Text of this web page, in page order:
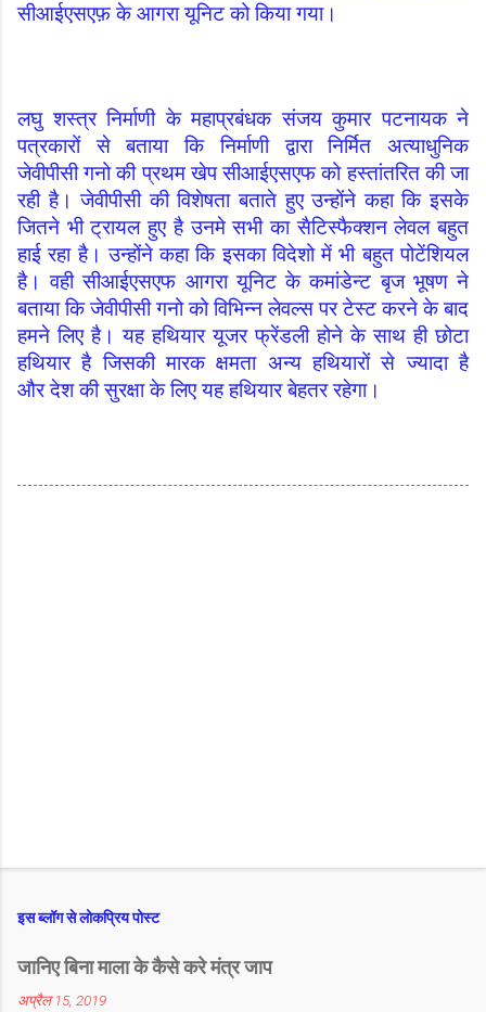
सीआईएसएफ़ के आगरा यूनिट को किया गया।
लघु शस्त्र निर्माणी के महाप्रबंधक संजय कुमार पटनायक ने
पत्रकारों से बताया कि निर्माणी द्वारा निर्मित अत्याधुनिक
जेवीपीसी गनो की प्रथम खेप सीआईएसएफ को हस्तांतरित की जा
रही है। जेवीपीसी की विशेषता बताते हुए उन्होंने कहा कि इसके
जितने भी ट्रायल हुए है उनमे सभी का सैटिस्फैक्शन लेवल बहुत
हाई रहा है। उन्होंने कहा कि इसका विदेशो में भी बहुत पोटेंशियल
है। वही सीआईएसएफ आगरा यूनिट के कमांडेन्ट बृज भूषण ने
बताया कि जेवीपीसी गनो को विभिन्न लेवल्स पर टेस्ट करने के बाद
हमने लिए है। यह हथियार यूजर फ्रेंडली होने के साथ ही छोटा
हथियार है जिसकी मारक क्षमता अन्य हथियारों से ज्यादा है
और देश की सुरक्षा के लिए यह हथियार बेहतर रहेगा।
इस ब्लॉग से लोकप्रिय पोस्ट
जानिए बिना माला के कैसे करे मंत्र जाप
अप्रैल 15, 2019